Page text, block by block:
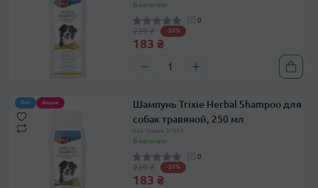
В наличии
0
229 ₴ -20%
183 ₴
Хит Акция
Шампунь Trixie Herbal Shampoo для
собак травяной, 250 мл
Код товара: 37604
В наличии
0
229 ₴ -20%
183 ₴